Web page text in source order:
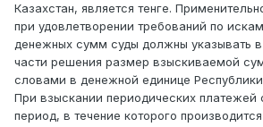
Казахстан, является тенге.
при удовлетворении требований по
денежных сумм суды должны указывать
части решения размер взыскиваемой
словами в денежной единице Республики
При взыскании периодических платежей
период, в течение которого